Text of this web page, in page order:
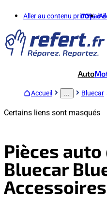
Aller au contenu principal
70%
Auto
Accueil Bluecar
Certains liens sont masqués
Pièces
Bluecar
Accessoires